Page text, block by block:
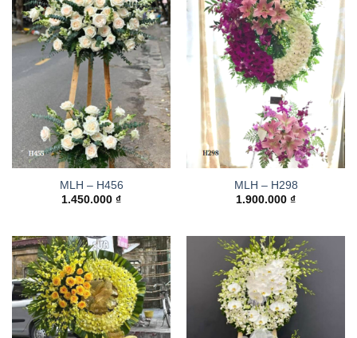
MLH – H456
1.450.000 ₫
MLH – H298
1.900.000 ₫